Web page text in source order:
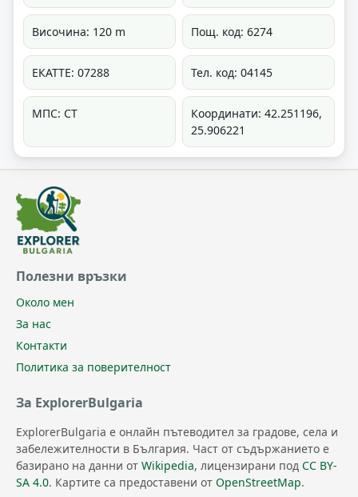
Височина: 120 m Пощ. код: 6274
ЕКАТТЕ: 07288 Тел. код: 04145
МПС: СТ
Координати: 42.251196,
25.906221
Полезни връзки
Около мен
За нас
Контакти
Политика за поверителност
За ExplorerBulgaria
ExplorerBulgaria е онлайн пътеводител за градове, села и
забележителности в България. Част от съдържанието е
базирано на данни от Wikipedia, лицензирани под CC BY-
SA 4.0. Картите са предоставени от OpenStreetMap.